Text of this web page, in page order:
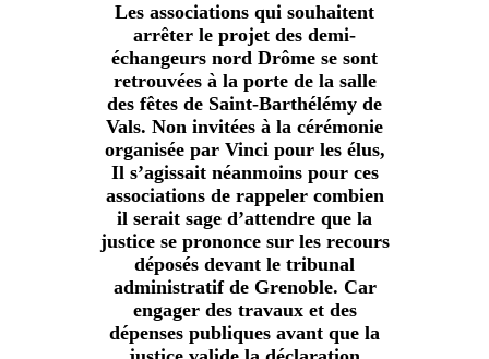
Les associations qui souhaitent
arrêter le projet des demi-
échangeurs nord Drôme se sont
retrouvées à la porte de la salle
des fêtes de Saint-Barthélémy de
Vals. Non invitées à la cérémonie
organisée par Vinci pour les élus,
Il s’agissait néanmoins pour ces
associations de rappeler combien
il serait sage d’attendre que la
justice se prononce sur les recours
déposés devant le tribunal
administratif de Grenoble. Car
engager des travaux et des
dépenses publiques avant que la